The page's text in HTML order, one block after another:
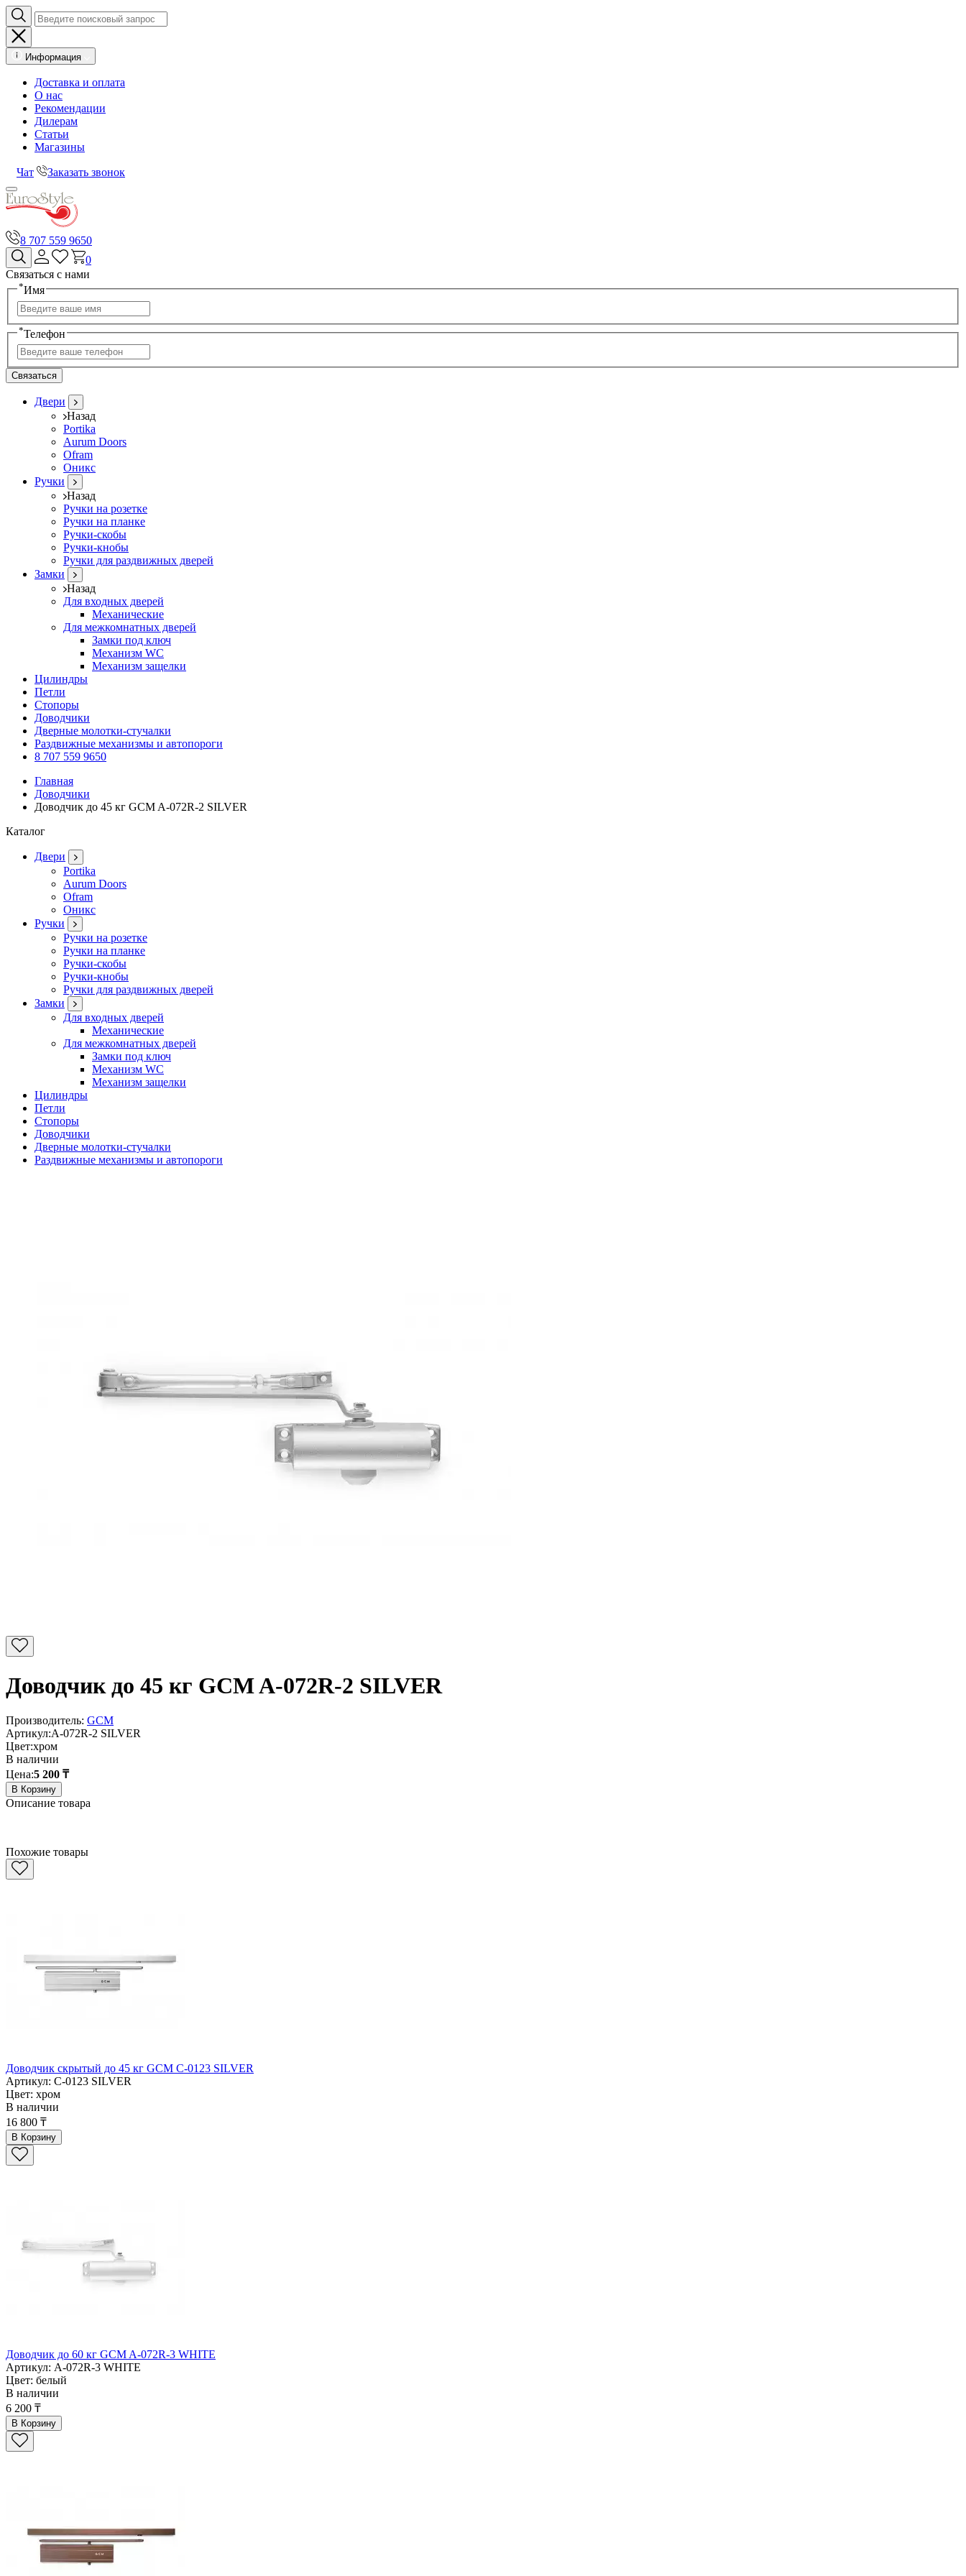
Информация
Доставка и оплата
О нас
Рекомендации
Дилерам
Статьи
Магазины
Чат Заказать звонок
8 707 559 9650
0
Связаться с нами
*Имя
*Телефон
Связаться
Двери
Назад
Portika
Aurum Doors
Ofram
Оникс
Ручки
Назад
Ручки на розетке
Ручки на планке
Ручки-скобы
Ручки-кнобы
Ручки для раздвижных дверей
Замки
Назад
Для входных дверей
Механические
Для межкомнатных дверей
Замки под ключ
Механизм WC
Механизм защелки
Цилиндры
Петли
Стопоры
Доводчики
Дверные молотки-стучалки
Раздвижные механизмы и автопороги
8 707 559 9650
Главная
Доводчики
Доводчик до 45 кг GCM A-072R-2 SILVER
Каталог
Двери
Portika
Aurum Doors
Ofram
Оникс
Ручки
Ручки на розетке
Ручки на планке
Ручки-скобы
Ручки-кнобы
Ручки для раздвижных дверей
Замки
Для входных дверей
Механические
Для межкомнатных дверей
Замки под ключ
Механизм WC
Механизм защелки
Цилиндры
Петли
Стопоры
Доводчики
Дверные молотки-стучалки
Раздвижные механизмы и автопороги
Доводчик до 45 кг GCM A-072R-2 SILVER
Производитель: GCM
Артикул:A-072R-2 SILVER
Цвет:хром
В наличии
Цена:5 200 ₸
В Корзину
Описание товара
Похожие товары
Доводчик скрытый до 45 кг GCM C-0123 SILVER
Артикул: C-0123 SILVER
Цвет: хром
В наличии
16 800 ₸
В Корзину
Доводчик до 60 кг GCM A-072R-3 WHITE
Артикул: A-072R-3 WHITE
Цвет: белый
В наличии
6 200 ₸
В Корзину